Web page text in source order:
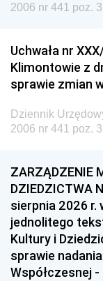
2006 nr 441 poz.
Uchwała nr
Klimontowie z
sprawie zmian
Dziennik
2006 nr 441 poz.
ZARZĄDZENIE
DZIEDZICTWA
sierpnia 2026 r.
jednolitego
Kultury i
sprawie
Współczesnej